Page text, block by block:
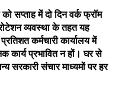
सप्ताह में दो दिन वर्क फ्रॉम
व्यवस्था के तहत यह
कर्मचारी कार्यालय में
कार्य प्रभावित न हों। घर से
सरकारी संचार माध्यमों पर हर